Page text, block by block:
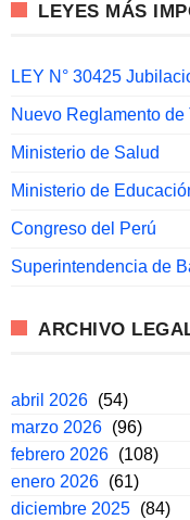
LEYES MÁS
LEY N° 30425
Nuevo Reglamento
Ministerio de Salud
Ministerio de
Congreso del Perú
Superintendencia de
ARCHIVO
abril 2026 (54)
marzo 2026 (96)
febrero 2026 (108)
enero 2026 (61)
diciembre 2025 (84)